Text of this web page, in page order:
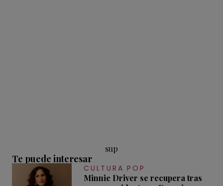
sup
Te puede interesar
CULTURA POP
Minnie Driver se recupera tras